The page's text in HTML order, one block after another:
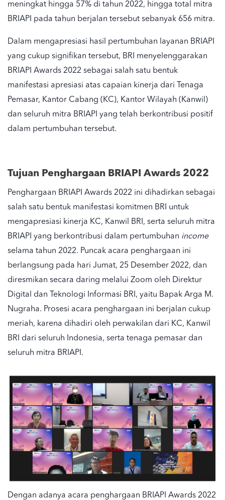
meningkat hingga 57% di tahun 2022, hingga total mitra
BRIAPI pada tahun berjalan tersebut sebanyak 656 mitra.
Dalam mengapresiasi hasil pertumbuhan layanan BRIAPI
yang cukup signifikan tersebut, BRI menyelenggarakan
BRIAPI Awards 2022 sebagai salah satu bentuk
manifestasi apresiasi atas capaian kinerja dari Tenaga
Pemasar, Kantor Cabang (KC), Kantor Wilayah (Kanwil)
dan seluruh mitra BRIAPI yang telah berkontribusi positif
dalam pertumbuhan tersebut.
Tujuan Penghargaan BRIAPI Awards 2022
Penghargaan BRIAPI Awards 2022 ini dihadirkan sebagai
salah satu bentuk manifestasi komitmen BRI untuk
mengapresiasi kinerja KC, Kanwil BRI, serta seluruh mitra
BRIAPI yang berkontribusi dalam pertumbuhan income
selama tahun 2022. Puncak acara penghargaan ini
berlangsung pada hari Jumat, 25 Desember 2022, dan
diresmikan secara daring melalui Zoom oleh Direktur
Digital dan Teknologi Informasi BRI, yaitu Bapak Arga M.
Nugraha. Prosesi acara penghargaan ini berjalan cukup
meriah, karena dihadiri oleh perwakilan dari KC, Kanwil
BRI dari seluruh Indonesia, serta tenaga pemasar dan
seluruh mitra BRIAPI.
Dengan adanya acara penghargaan BRIAPI Awards 2022